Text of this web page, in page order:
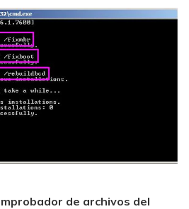
de archivos del